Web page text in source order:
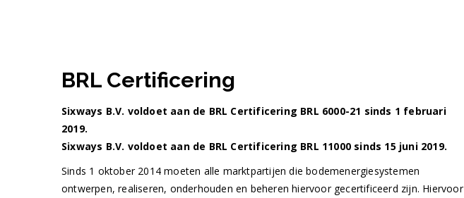
BRL Certificering
Sixways B.V. voldoet aan de BRL Certificering BRL 6000-21 sinds 1 februari
2019.
Sixways B.V. voldoet aan de BRL Certificering BRL 11000 sinds 15 juni 2019.
Sinds 1 oktober 2014 moeten alle marktpartijen die bodemenergiesystemen
ontwerpen, realiseren, onderhouden en beheren hiervoor gecertificeerd zijn. Hiervoor